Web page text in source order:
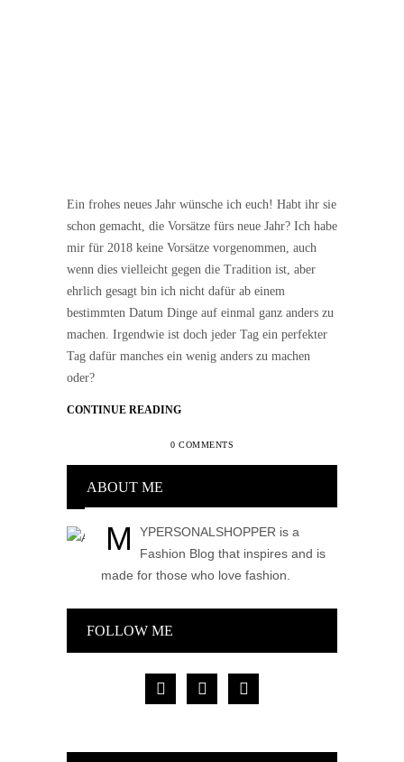
Ein frohes neues Jahr wünsche ich euch! Habt ihr sie
schon gemacht, die Vorsätze fürs neue Jahr? Ich habe
mir für 2018 keine Vorsätze vorgenommen, auch
wenn dies vielleicht gegen die Tradition ist, aber
ehrlich gesagt bin ich nicht dafür ab einem
bestimmten Datum Dinge auf einmal ganz anders zu
machen. Irgendwie ist doch jeder Tag ein perfekter
Tag dafür manches ein wenig anders zu machen
oder?
CONTINUE READING
0 COMMENTS
ABOUT ME
M
YPERSONALSHOPPER is a
Fashion Blog that inspires and is
made for those who love fashion.
FOLLOW ME
facebook pinterest instagram